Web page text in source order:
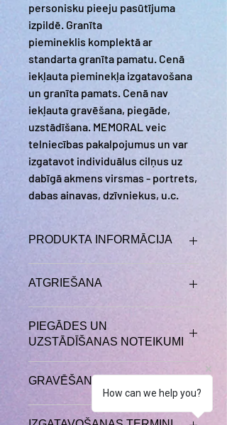
personisku pieeju pasūtījuma
izpildē. Granīta
piemineklis komplektā ar
standarta granīta pamatu. Cenā
iekļauta pieminekļa izgatavošana
un granīta pamats. Cenā nav
iekļauta gravēšana, piegāde,
uzstādīšana. MEMORAL veic
telniecības pakalpojumus un var
izgatavot individuālus cilņus uz
dabīgā akmens virsmas - portrets,
dabas ainavas, dzīvniekus, u.c.
PRODUKTA INFORMĀCIJA
ekspozīcijas laukumā Bolderājas
ATGRIEŠANA
pakalpojumu MEMORAL.LV tiešsaistē
vai pa tālruni, jums ir tiesības lauzt /
atteikties no pasūtījuma 14 kalendāro
dienu laikā, ja pasūtījuma izpilde nav
uzsākta!Gadījumā, ja pasūtījuma
izpilde ir uzsākta, tad atsakoties no
preces/pakalpojuma tiks atgriezta
PIEGĀDES UN
UZSTĀDĪŠANAS NOTEIKUMI
un/vai uzstādīšana notiek atsevišķi
vienojoties. Uzstādīšanas maksai klāt
var tik pievienota preces piegādes
GRAVĒŠANA
Pēc klientu vēlmes tiek veikta
How can we help you?